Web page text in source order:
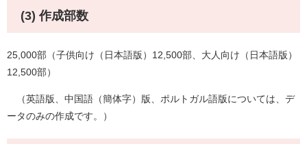
(3) 作成部数
25,000部（子供向け（日本語版）12,500部、大人向け（日本語版）
12,500部）
（英語版、中国語（簡体字）版、ポルトガル語版については、デ
ータのみの作成です。）